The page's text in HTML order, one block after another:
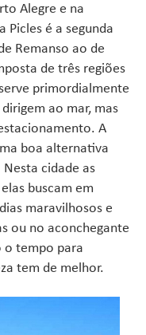
Alegre e na
Picles é a segunda
Remanso ao de
de três regiões
primordialmente
ao mar, mas
A
boa alternativa
cidade as
buscam em
maravilhosos e
ou no aconchegante
o tempo para
tem de melhor.